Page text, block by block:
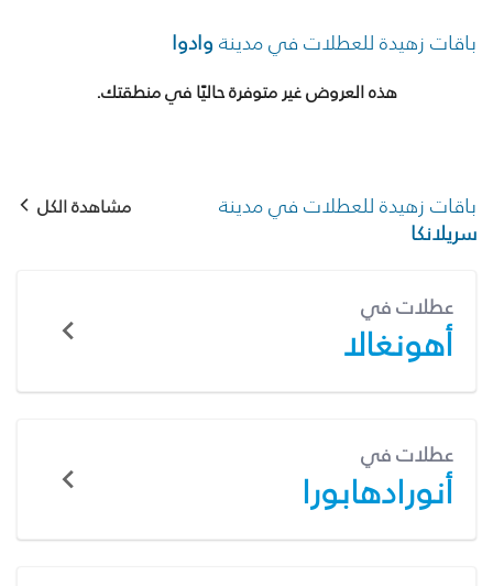
باقات زهيدة للعطلات في مدينة وادوا
هذه العروض غير متوفرة حاليًا في منطقتك.
باقات زهيدة للعطلات في مدينة
سريلانكا
مشاهدة الكل
عطلات في
أهونغالا
عطلات في
أنورادهابورا